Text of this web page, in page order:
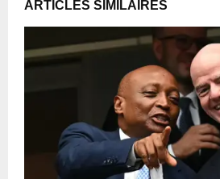
ARTICLES SIMILAIRES